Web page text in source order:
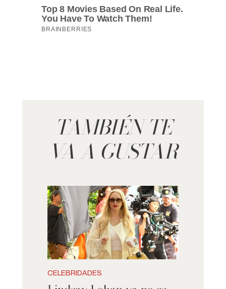
TAMBIÉN TE
VA A GUSTAR
CELEBRIDADES